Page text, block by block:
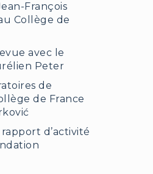
François
Collège de
avec le
Peter
de
de France
d’activité